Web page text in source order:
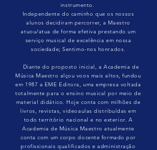
instrumento.
Independente do caminho que os nossos
alunos decidiram percorrer, a Maestro
atuou/atua de forma efetiva prestando um
serviço musical de excelência em nossa
sociedade; Sentimo-nos honrados.
Diante do proposto inicial, a Academia de
Música Maestro alçou voos mais altos, fundou
em 1987 a EME Editora, uma empresa voltada
totalmente para o ensino musical por meio de
material didático. Hoje conta com milhões de
livros, revistas, videoaulas distribuídas em
todo território nacional e no exterior. A
Academia de Música Maestro atualmente
conta com um corpo docente formado por
profissionais qualificados e administração